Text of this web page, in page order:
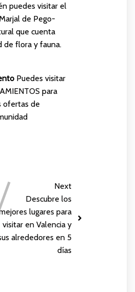
puedes visitar el
de Pego-
que cuenta
de flora y fauna.
Puedes visitar
para
ofertas de
Next
Descubre los
mejores lugares para
visitar en Valencia y
alrededores en 5
días